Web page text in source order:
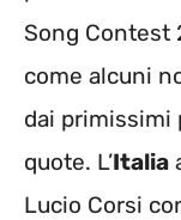
Song Contest
come alcuni
dai primissimi
quote. L’Italia
Lucio Corsi